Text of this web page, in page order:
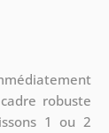
robuste
1 ou 2